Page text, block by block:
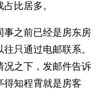
比居多。
事之前已经是房东房
只通过电邮联系。
况之下，发邮件告诉
得知程霄就是房客